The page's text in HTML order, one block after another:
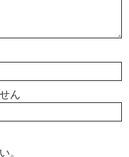
ん
。